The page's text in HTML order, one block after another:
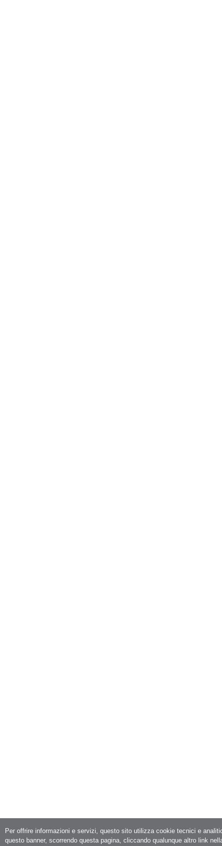
Per offrire informazioni e servizi, questo sito utilizza cookie tecnici e
questo banner, scorrendo questa pagina, cliccando qualunque altro link